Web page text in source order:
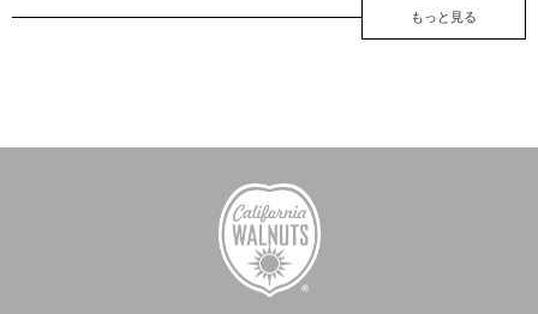
もっと見る